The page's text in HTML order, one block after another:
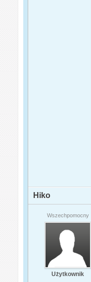
Hiko
Wszechpomocny
Użytkownik